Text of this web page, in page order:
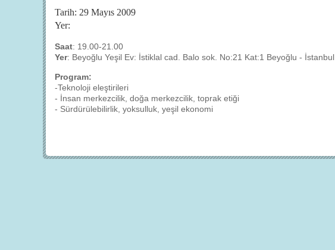
Tarih: 29 Mayıs 2009
Yer:
Saat: 19.00-21.00
Yer: Beyoğlu Yeşil Ev: İstiklal cad. Balo sok. No:21 Kat:1 Beyoğlu - İstanbul
Program:
-Teknoloji eleştirileri
- İnsan merkezcilik, doğa merkezcilik, toprak etiği
- Sürdürülebilirlik, yoksulluk, yeşil ekonomi